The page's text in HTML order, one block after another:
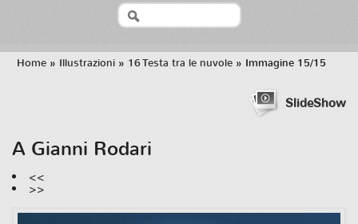
Home » Illustrazioni » 16 Testa tra le nuvole » Immagine 15/15
SlideShow
A Gianni Rodari
<<
>>